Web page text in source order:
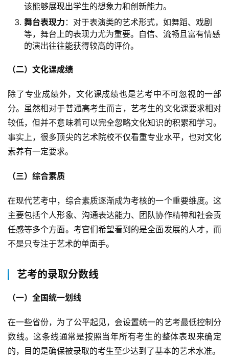
该能够展现出学生的想象力和创新能力。
舞台表现力 ：对于表演类的艺术形式，如舞蹈、戏剧
等，舞台上的表现力尤为重要。自信、流畅且富有情感
的演出往往能获得较高的评价。
（二）文化课成绩
除了专业成绩外，文化课成绩也是艺考中不可忽视的一部
分。虽然相对于普通高考生而言，艺考生的文化课要求相对
较低，但并不意味着可以完全忽略文化知识的积累和学习。
事实上，很多顶尖的艺术院校不仅看重专业水平，也对文化
素养有一定要求。
（三）综合素质
在现代艺考中，综合素质逐渐成为考核的一个重要维度。这
主要包括个人形象、沟通表达能力、团队协作精神和社会责
任感等多个方面。考官们希望看到的是全面发展的人才，而
不是只专注于艺术的单面手。
艺考的录取分数线
（一）全国统一划线
在一些省份，为了公平起见，会设置统一的艺考最低控制分
数线。这条线通常是按照当年所有考生的整体表现来确定
的，目的是确保被录取的考生至少达到了基本的艺术水准。